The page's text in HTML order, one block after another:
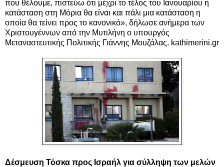
που θέλουμε, πιστεύω ότι μέχρι το τέλος του Ιανουαρίου η
κατάσταση στη Μόρια θα είναι και πάλι μια κατάσταση η
οποία θα τείνει προς το κανονικό», δήλωσε ανήμερα των
Χριστουγέννων από την Μυτιλήνη ο υπουργός
Μεταναστευτικής Πολιτικής Γιάννης Μουζάλας. kathimerini.gr
Δέσμευση Τόσκα προς Ισραήλ για σύλληψη των μελών